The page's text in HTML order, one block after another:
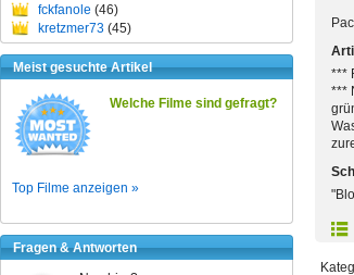
fckfanole (46)
kretzmer73 (45)
Meist gesuchte Artikel
Welche Filme sind gefragt?
Top Filme anzeigen »
Fragen & Antworten
***
***